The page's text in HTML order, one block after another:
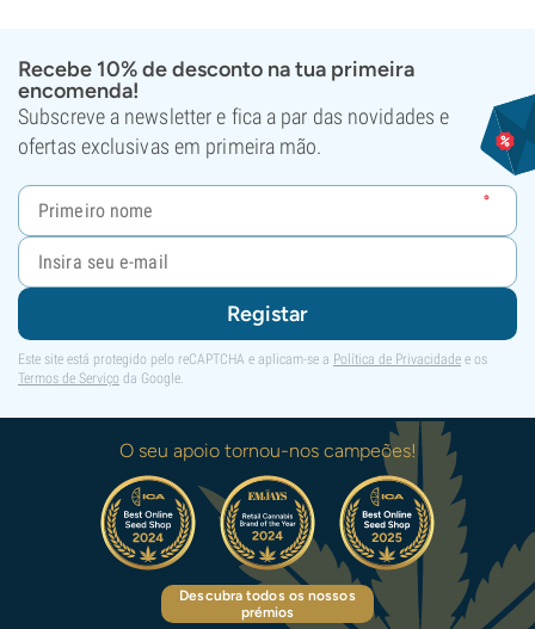
Recebe 10% de desconto na tua primeira
encomenda!
Subscreve a newsletter e fica a par das novidades e
ofertas exclusivas em primeira mão.
Registar
Este site está protegido pelo reCAPTCHA e aplicam-se a Política de Privacidade e os
Termos de Serviço da Google.
O seu apoio tornou-nos campeões!
Descubra todos os nossos
prémios